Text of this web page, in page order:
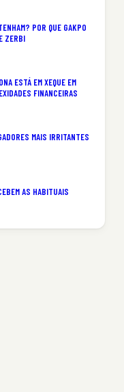
POR QUE GAKPO
ZERBI
ESTÁ EM XEQUE EM
FINANCEIRAS
MAIS IRRITANTES
AS HABITUAIS